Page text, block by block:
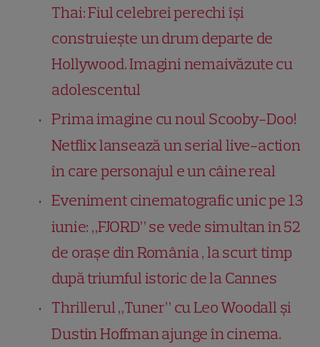
Thai: Fiul celebrei perechi își
construiește un drum departe de
Hollywood. Imagini nemaivăzute cu
adolescentul
Prima imagine cu noul Scooby-Doo!
Netflix lansează un serial live-action
în care personajul e un câine real
Eveniment cinematografic unic pe 13
iunie: „FJORD” se vede simultan în 52
de orașe din România , la scurt timp
după triumful istoric de la Cannes
Thrillerul „Tuner” cu Leo Woodall și
Dustin Hoffman ajunge în cinema.